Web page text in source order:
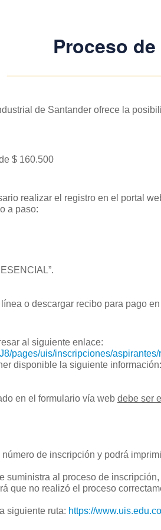
Proceso
de Santander ofrece la
$ 160.500
realizar el registro en el portal
a paso:
o descargar recibo para pago
al siguiente enlace:
pages/uis/inscripciones/
disponible la siguiente información:
en el formulario vía web debe ser
de inscripción y podrá
suministra al proceso de
que no realizó el proceso
siguiente ruta: https://